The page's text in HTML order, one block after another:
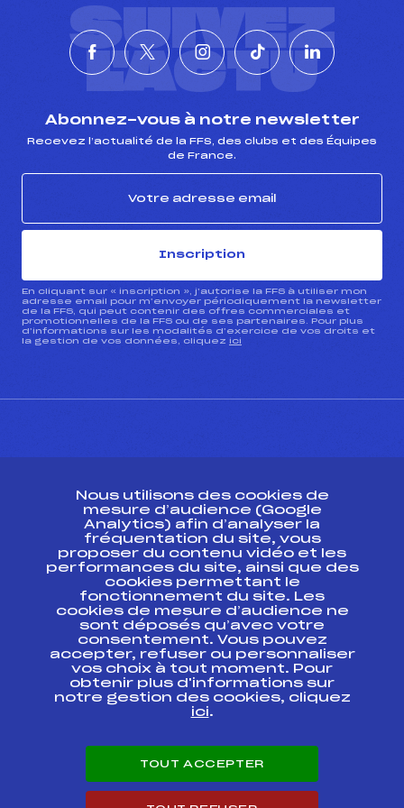
SUIVEZ
L'ACTU
Abonnez-vous à notre newsletter
Recevez l’actualité de la FFS, des clubs et des Équipes
de France.
Inscription
En cliquant sur « inscription », j’autorise la FFS à utiliser mon
adresse email pour m’envoyer périodiquement la newsletter
de la FFS, qui peut contenir des offres commerciales et
promotionnelles de la FFS ou de ses partenaires. Pour plus
d’informations sur les modalités d’exercice de vos droits et
la gestion de vos données, cliquez ici
Ressources
Pass’Neige
Projet sportif fédéral
Projet de performance fédéral
Antidopage
Pôle Développement, Formation, Suivi
Scientifique
Listes ministérielles
Pôle vie de l’athlète
Enseignement professionnel
Carrières
Nous utilisons des cookies de
mesure d’audience (Google
Analytics) afin d’analyser la
fréquentation du site, vous
proposer du contenu vidéo et les
performances du site, ainsi que des
cookies permettant le
fonctionnement du site. Les
cookies de mesure d’audience ne
sont déposés qu’avec votre
consentement. Vous pouvez
accepter, refuser ou personnaliser
vos choix à tout moment. Pour
obtenir plus d'informations sur
notre gestion des cookies, cliquez
ici.
TOUT ACCEPTER